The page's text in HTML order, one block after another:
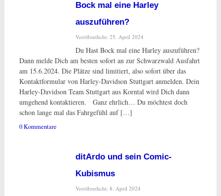
Bock mal eine Harley
auszuführen?
Veröffentlicht: 25. April 2024
Du Hast Bock mal eine Harley auszuführen?
Dann melde Dich am besten sofort an zur Schwarzwald Ausfahrt
am 15.6.2024. Die Plätze sind limitiert, also sofort über das
Kontaktformular von Harley-Davidson Stuttgart anmelden. Dein
Harley-Davidson Team Stuttgart aus Korntal wird Dich dann
umgehend kontaktieren. Ganz ehrlich… Du möchtest doch
schon lange mal das Fahrgefühl auf […]
0 Kommentare
ditArdo und sein Comic-
Kubismus
Veröffentlicht: 8. April 2024